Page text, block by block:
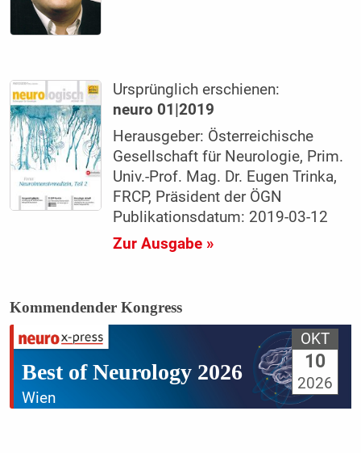
Ursprünglich erschienen:
neuro 01|2019
Herausgeber: Österreichische
Gesellschaft für Neurologie, Prim.
Univ.-Prof. Mag. Dr. Eugen Trinka,
FRCP, Präsident der ÖGN
Publikationsdatum: 2019-03-12
Zur Ausgabe »
Kommendender Kongress
Best of Neurology 2026
Wien
OKT
10
2026